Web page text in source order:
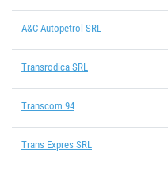
A&C Autopetrol SRL
Transrodica SRL
Transcom 94
Trans Expres SRL